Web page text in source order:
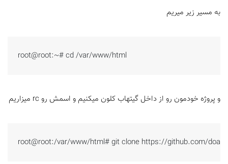
به مسیر زیر میریم
root@root:~# cd /var/www/html
و پروژه خودمون رو از داخل گیتهاب کلون میکنیم و اسمش رو rc میزاریم
root@root:/var/www/html# git clone https://github.com/